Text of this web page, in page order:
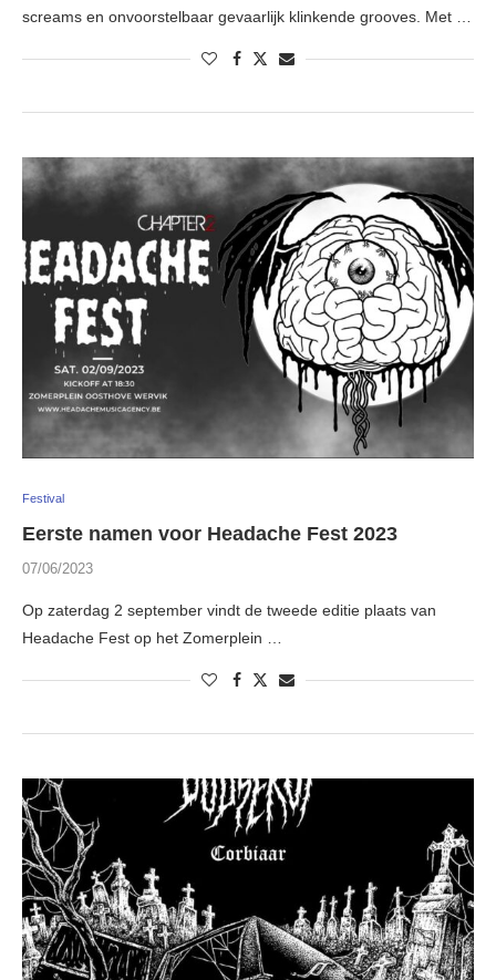
screams en onvoorstelbaar gevaarlijk klinkende grooves. Met …
Festival
Eerste namen voor Headache Fest 2023
07/06/2023
Op zaterdag 2 september vindt de tweede editie plaats van
Headache Fest op het Zomerplein …